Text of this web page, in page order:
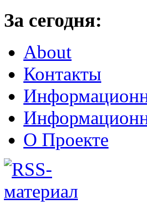
За сегодня:
About
Контакты
О Проекте